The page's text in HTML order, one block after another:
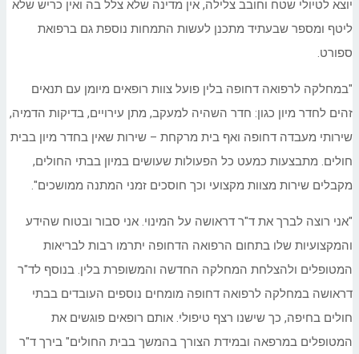
יוצא לטיולי שטח וחובב צלילה, אין מדינה שלא צלל בה ואין כריש שלא
ליטף ומספר שבעתיד מתכנן לעשות התמחות נוספת גם ברפואת
ספורט.
"במחלקה לרפואה דחופה בלין פועל צוות רופאים מיומן עם תנאים
זהים לחדר מיון כגון: חדר השהיה למעקב, מתן עירויים, בדיקות הדמיה,
שירותי מעבדה דחופה ואף בית מרקחת – שירות שאין בחדר מיון בבית
חולים. מתבצעות כמעט כל הפעולות שעושים במיון בבתי החולים,
מקבלים שירות מצוות מקצועי וכך חוסכים זמני המתנה ממושכים".
"אני רוצה לברך את ד"ר דראושה על המינוי. אני סבור ובטוח שהידע
והמקצועיות שלו בתחום הרפואה הדחופה יתרמו רבות לבריאות
המטופלים ולהצלחת המחלקה החדשה והמשופרת בלין. בנוסף לד"ר
דראושה במחלקה לרפואה דחופה מומחים נוספים העובדים בבתי
חולים בחיפה, כך שישנו רצף טיפולי. אותם רופאים פוגשים את
המטופלים במרפאה ובמידת הצורך בהמשך בבית החולים" בירך ד"ר